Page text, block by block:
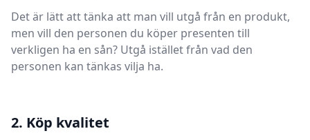
Det är lätt att tänka att man vill utgå från en produkt,
men vill den personen du köper presenten till
verkligen ha en sån? Utgå istället från vad den
personen kan tänkas vilja ha.
2. Köp kvalitet